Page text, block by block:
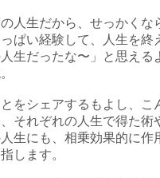
人生だから、せっかくな
ぱい経験して、人生を終
生だったな〜」と思える
をシェアするもよし、こ
それぞれの人生で得た術
生にも、相乗効果的に作
します。